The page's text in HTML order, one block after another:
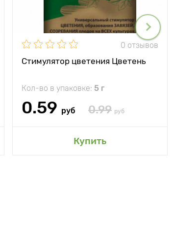
0 отзывов
Стимулятор цветения Цветень
Кол-во в упаковке: 5 г
0.59 руб 0.99 руб
Купить